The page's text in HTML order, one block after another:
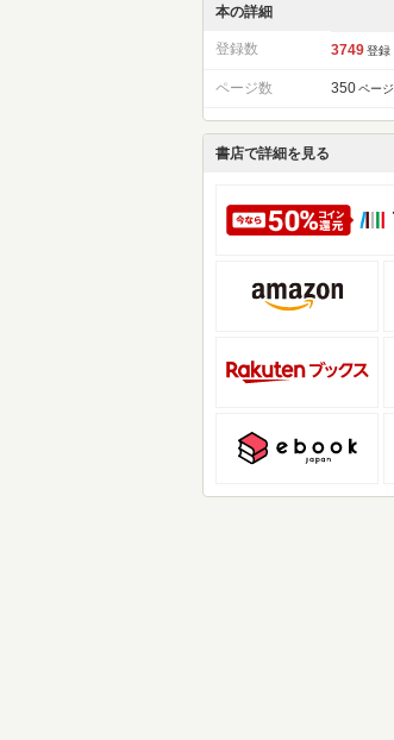
本の詳細
登録数 3749 登録
ページ数 350 ページ
書店で詳細を見る